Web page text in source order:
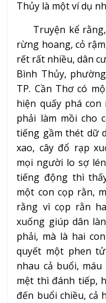
Thủy là một ví dụ
Truyện kể rằng,
rừng hoang, cỏ
rết rất nhiều, dân
Bình Thủy,
TP. Cần Thơ có
hiện quấy phá
phải làm mồi cho
tiếng gầm thét dữ
xao, cây đổ rạp
mọi người lo sợ
tiếng động thì
một con cọp rằn,
rằng vì cọp rằn
xuống giúp dân
phải, mà là hai
quyết một phen
nhau cả buổi,
mệt thì đánh tiếp,
đến buổi chiều, cả